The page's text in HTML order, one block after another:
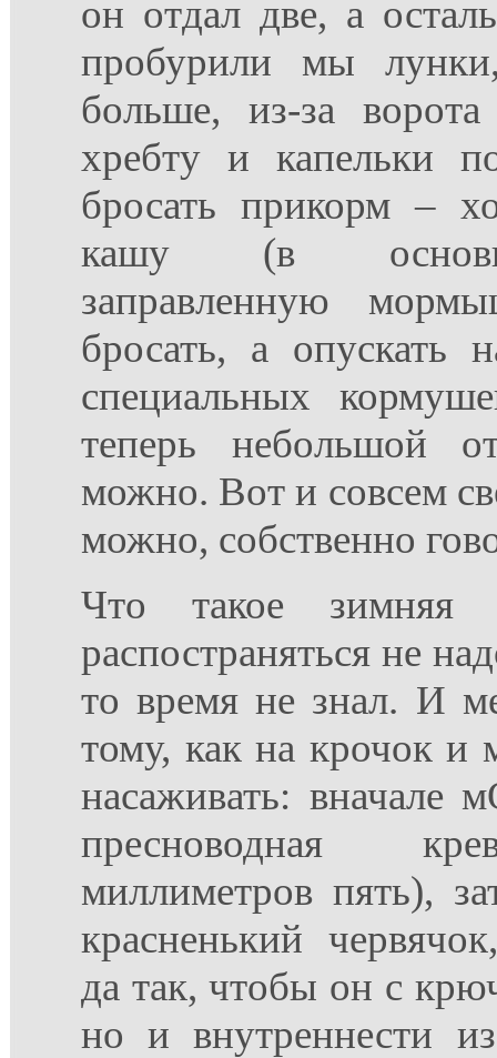
он отдал две, а
пробурили мы
больше, из-за
хребту и капельки
бросать прикорм –
кашу (в
заправленную
бросать, а
специальных
теперь небольшой
можно. Вот и совсем
можно, собственно
Что такое зимняя
распостраняться не
то время не знал. И
тому, как на крочок
насаживать: вначале
пресноводная
миллиметров пять),
красненький
да так, чтобы он с
но и внутреннести